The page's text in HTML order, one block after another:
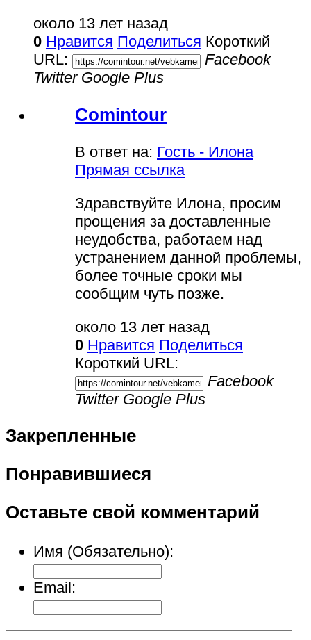
около 13 лет назад
0 Нравится Поделиться Короткий
URL:
Facebook
Twitter Google Plus
Comintour
В ответ на: Гость - Илона
Прямая ссылка
Здравствуйте Илона, просим
прощения за доставленные
неудобства, работаем над
устранением данной проблемы,
более точные сроки мы
сообщим чуть позже.
около 13 лет назад
0 Нравится Поделиться
Короткий URL:
Facebook
Twitter Google Plus
Закрепленные
Понравившиеся
Оставьте свой комментарий
Имя (Обязательно):
Email: